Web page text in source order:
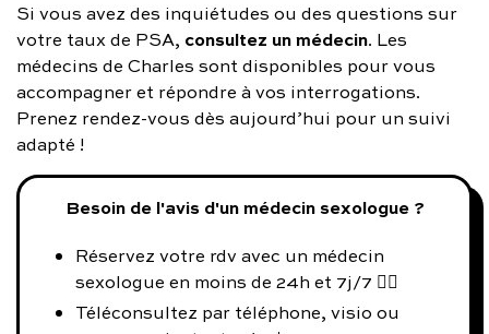
Si vous avez des inquiétudes ou des questions sur
votre taux de PSA, consultez un médecin. Les
médecins de Charles sont disponibles pour vous
accompagner et répondre à vos interrogations.
Prenez rendez-vous dès aujourd’hui pour un suivi
adapté !
Besoin de l'avis d'un médecin sexologue ?
Réservez votre rdv avec un médecin
sexologue en moins de 24h et 7j/7 👨‍⚕️
Téléconsultez par téléphone, visio ou